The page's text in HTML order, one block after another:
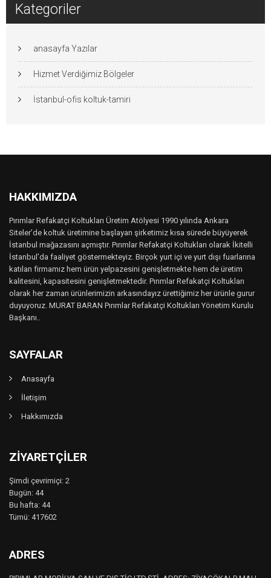
Kategoriler
anasayfa Yazılar
Hizmet Verdiğimiz Bölgeler
İstanbul-ofis koltuk-tamiri
HAKKIMIZDA
Pırımlar Refakatçi Koltukları Üretim Atölyesi 1990 yılında Ankara
Siteler’de koltuk üretimine başlayan şirketimiz kısa sürede büyüyerek
İstanbul mağazasını açmıştır. Pırımlar Refakatçi Koltukları olarak İkitelli
İstanbul’da faaliyet göstermekteyiz. Birçok yurt içi ve yurt dışı fuarlarına
katılan firmamız hem ürün yelpazesini genişletmekte hem de üretim
kalitesini, kapasitesini genişletmektedir. Pırımlar Refakatçi Koltukları
olarak her zaman ürünlerimizin arkasındayız ürettiğimiz her ürünle gurur
duyuyoruz. MURAT BARAN Pırımlar Refakatçi Koltukları Yönetim Kurulu
Başkanı..
SAYFALAR
Anasayfa
İletişim
Hakkımızda
ZIYARETÇILER
Şimdi çevrimiçi: 2
Bugün: 44
Bu hafta: 44
Tümü: 417602
ADRES